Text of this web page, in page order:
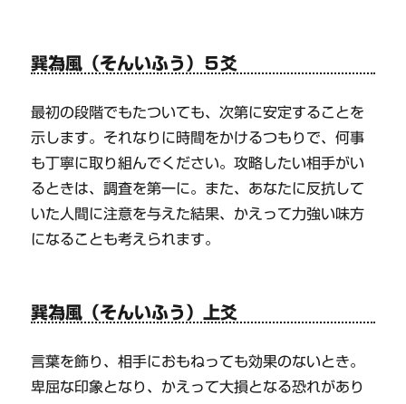
巽為風（そんいふう）５爻
最初の段階でもたついても、次第に安定することを
示します。それなりに時間をかけるつもりで、何事
も丁寧に取り組んでください。攻略したい相手がい
るときは、調査を第一に。また、あなたに反抗して
いた人間に注意を与えた結果、かえって力強い味方
になることも考えられます。
巽為風（そんいふう）上爻
言葉を飾り、相手におもねっても効果のないとき。
卑屈な印象となり、かえって大損となる恐れがあり